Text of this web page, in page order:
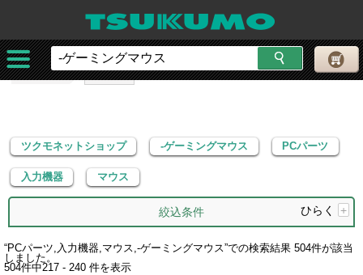
ツクモネットショップ -ゲーミングマウス
PCパーツ
入力機器
マウス
ツクモネットショップ -ゲーミングマウス PCパーツ
入力機器 マウス
絞込条件 ひらく +
“PCパーツ,入力機器,マウス,-ゲーミングマウス”での検索結果 504件が該当
しました。
504件中217 - 240 件を表示